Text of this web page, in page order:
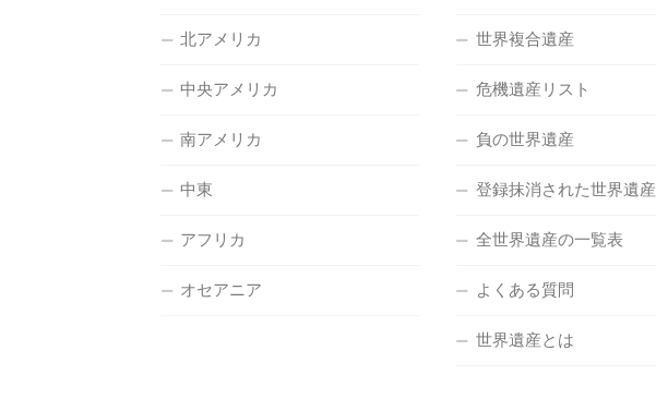
北アメリカ
中央アメリカ
南アメリカ
中東
アフリカ
オセアニア
世界複合遺産
危機遺産リスト
負の世界遺産
登録抹消された世界遺産
全世界遺産の一覧表
よくある質問
世界遺産とは